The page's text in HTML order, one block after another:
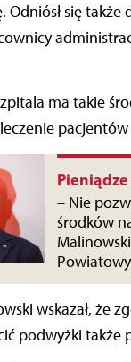
Odniósł się
ma takie
pacjentów
– Nie
środków
wskazał, że
podwyżki